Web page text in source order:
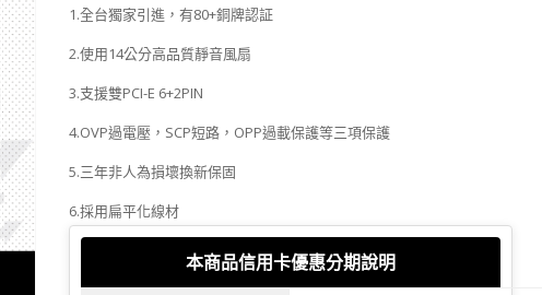
1.全台獨家引進，有80+銅牌認証
2.使用14公分高品質靜音風扇
3.支援雙PCI-E 6+2PIN
4.OVP過電壓，SCP短路，OPP過載保護等三項保護
5.三年非人為損壞換新保固
6.採用扁平化線材
本商品信用卡優惠分期說明